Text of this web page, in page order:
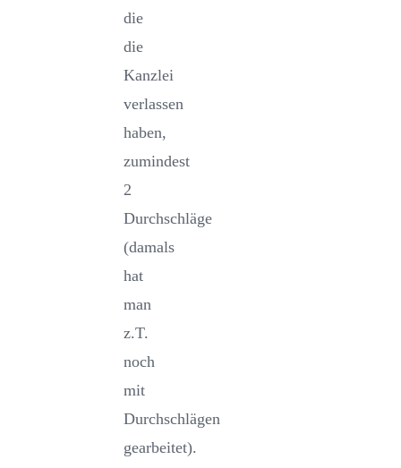
die
die
Kanzlei
verlassen
haben,
zumindest
2
Durchschläge
(damals
hat
man
z.T.
noch
mit
Durchschlägen
gearbeitet).